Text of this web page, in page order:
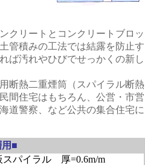
クリートとコンクリートブロッ
管積みの工法では結露を防止す
ば汚れやひびでせっかくの新し
断熱二重煙筒（スパイラル断熱
間住宅はもちろん、公営・市営
道警察、など公共の集合住宅に
用■
スパイラル 厚=0.6m/m